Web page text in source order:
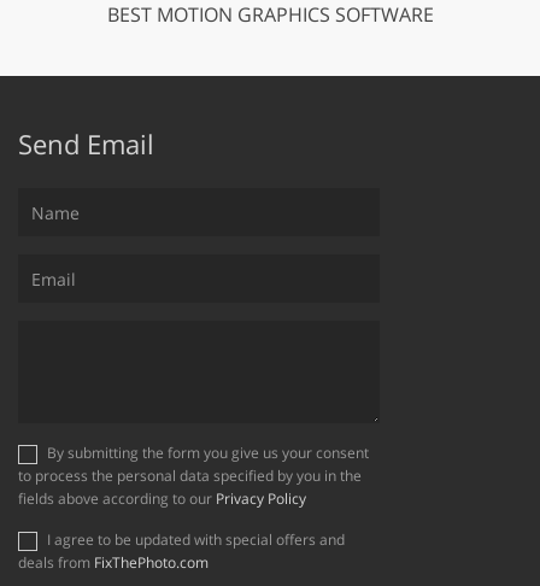
BEST MOTION GRAPHICS SOFTWARE
Send Email
to process the personal data specified by you in the
fields above according to our Privacy Policy
deals from FixThePhoto.com